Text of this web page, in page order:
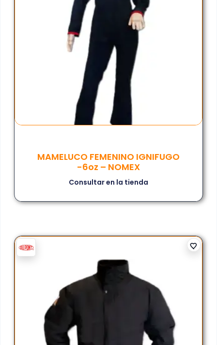
MAMELUCO FEMENINO IGNIFUGO
-6oz – NOMEX
Consultar en la tienda